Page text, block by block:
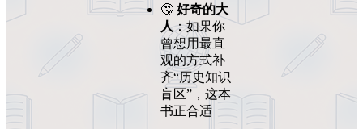
🤔 好奇的大
人：如果你
曾想用最直
观的方式补
齐“历史知识
盲区”，这本
书正合适